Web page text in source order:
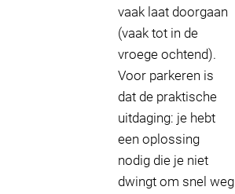
vaak laat doorgaan
(vaak tot in de
vroege ochtend).
Voor parkeren is
dat de praktische
uitdaging: je hebt
een oplossing
nodig die je niet
dwingt om snel weg